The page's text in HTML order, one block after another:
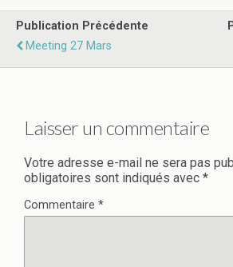
Publication Précédente
Meeting 27 Mars
Laisser un commentaire
Votre adresse e-mail ne sera pas
obligatoires sont indiqués avec *
Commentaire *